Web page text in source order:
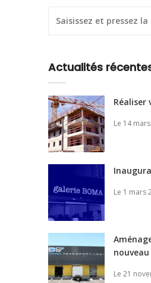
Actualités
Réaliser
Le 14
Le 1 mars
Le 21